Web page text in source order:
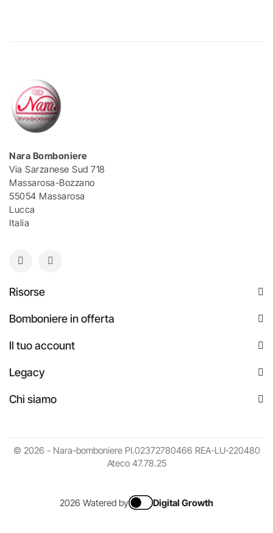
Nara Bomboniere
Via Sarzanese Sud 718
Massarosa-Bozzano
55054 Massarosa
Lucca
Italia
Risorse
Bomboniere in offerta
Il tuo account
Legacy
Chi siamo
© 2026 - Nara-bomboniere PI.02372780466 REA-LU-220480
Ateco 47.78.25
2026 Watered by Digital Growth